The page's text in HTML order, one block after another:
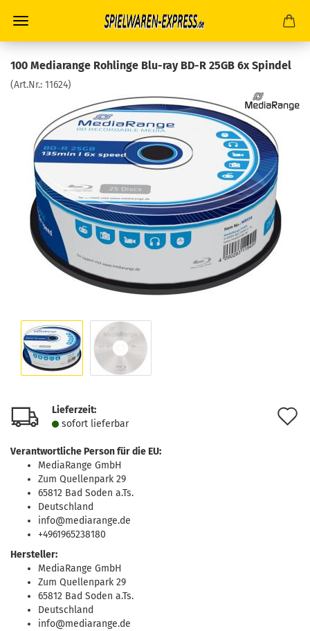
100 Mediarange Rohlinge Blu-ray BD-R 25GB 6x Spindel
(Art.Nr.: 11624)
Lieferzeit:
sofort lie­fer­bar
Verantwortliche Person für die EU:
MediaRange GmbH
Zum Quellenpark 29
65812 Bad Soden a.Ts.
Deutschland
info@mediarange.de
+4961965238180
Hersteller:
MediaRange GmbH
Zum Quellenpark 29
65812 Bad Soden a.Ts.
Deutschland
info@mediarange.de